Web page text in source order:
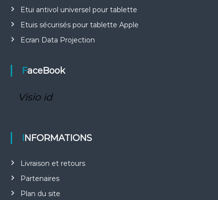
Etui antivol universel pour tablette
Etuis sécurisés pour tablette Apple
Ecran Data Projection
FaceBook
Visio id
INFORMATIONS
Livraison et retours
Partenaires
Plan du site